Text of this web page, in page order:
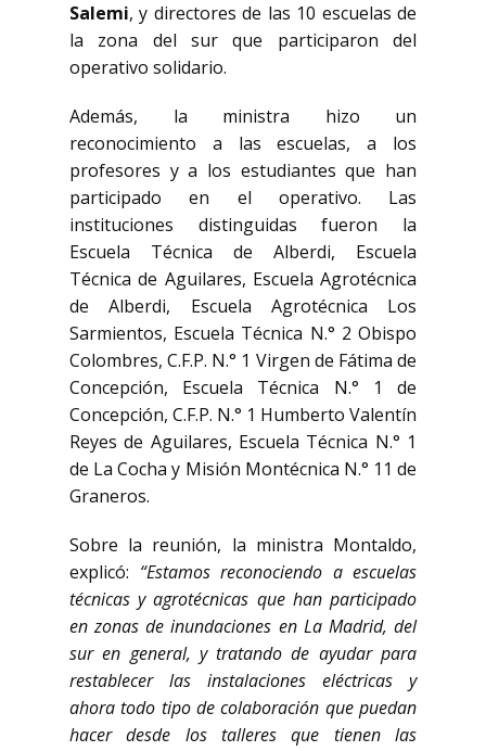
Salemi, y directores de las 10 escuelas de
la zona del sur que participaron del
operativo solidario.
Además, la ministra hizo un
reconocimiento a las escuelas, a los
profesores y a los estudiantes que han
participado en el operativo. Las
instituciones distinguidas fueron la
Escuela Técnica de Alberdi, Escuela
Técnica de Aguilares, Escuela Agrotécnica
de Alberdi, Escuela Agrotécnica Los
Sarmientos, Escuela Técnica N.° 2 Obispo
Colombres, C.F.P. N.° 1 Virgen de Fátima de
Concepción, Escuela Técnica N.° 1 de
Concepción, C.F.P. N.° 1 Humberto Valentín
Reyes de Aguilares, Escuela Técnica N.° 1
de La Cocha y Misión Montécnica N.° 11 de
Graneros.
Sobre la reunión, la ministra Montaldo,
explicó: “Estamos reconociendo a escuelas
técnicas y agrotécnicas que han participado
en zonas de inundaciones en La Madrid, del
sur en general, y tratando de ayudar para
restablecer las instalaciones eléctricas y
ahora todo tipo de colaboración que puedan
hacer desde los talleres que tienen las